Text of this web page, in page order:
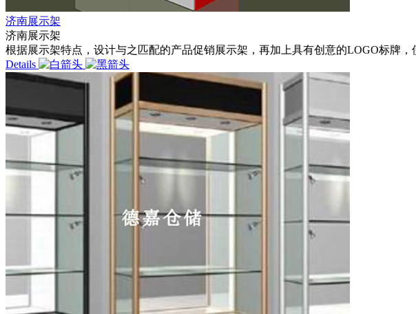
济南展示架
济南展示架
根据展示架特点，设计与之匹配的产品促销展示架，再加上具有创意的LOGO标牌
Details